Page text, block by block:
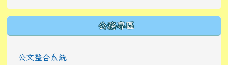
公務專區
公文整合系統